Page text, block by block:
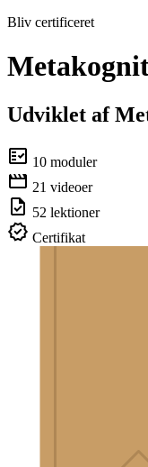
Bliv certificeret
Udviklet af
10 moduler
21 videoer
52 lektioner
Certifikat